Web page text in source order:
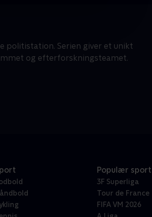
politistation. Serien giver et unikt
og efterforskningsteamet.
Populær sport
3F Superliga
Tour de France
FIFA VM 2026